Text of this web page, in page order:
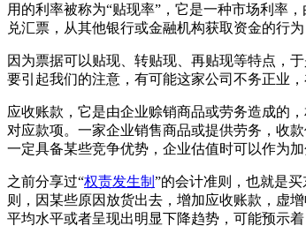
用的利率被称为“贴现率”，它是一种市场利率
兑汇票，从其他银行或金融机构获取资金的行
因为票据可以贴现、转贴现、再贴现等特点，
要引起我们的注意，有可能这家公司不务正业，
应收账款，它是由企业赊销商品或劳务造成的
对应款项。一家企业销售商品或提供劳务，收
一定具备某些竞争优势，企业估值时可以作为加
之前分享过“权责发生制 ”的会计准则，也就是
则，因某些原因放货出去，增加应收账款，虚
平均水平或者呈现出明显下降趋势，可能预示